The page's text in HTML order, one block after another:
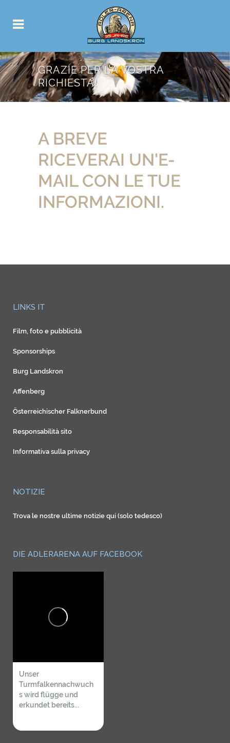
GRAZIE PER LA VOSTRA
RICHIESTA!
A BREVE
RICEVERAI UN'E-
MAIL CON LE TUE
INFORMAZIONI.
LINKS IT
Film, foto e pubblicità
Sponsorships
Burg Landskron
Affenberg
Österreichischer Falknerbund
Responsabilità sito
Informativa sulla privacy
NOTIZIE
Trova le nostre ultime notizie qui (solo tedesco)
DIE ADLERARENA AUF FACEBOOK
Unser
Turmfalkennachwuch
s wird flügge und
erkundet bereits...